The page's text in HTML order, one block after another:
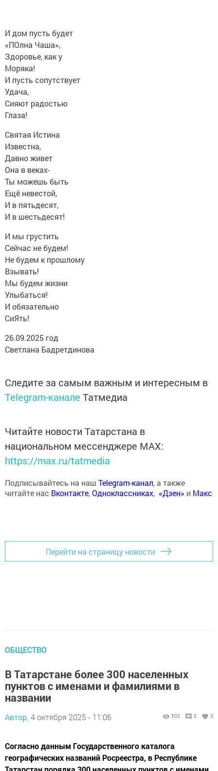
И дом пусть будет
«ПОлна Чаша»,
Здоровье, как у
Моряка!
И пусть сопутствует
Удача,
Сияют радостью
Глаза!
Святая Истина
Известна,
Давно живет
Она в веках-
Ты можешь быть
Ещё невестой,
И в пятьдесят,
И в шестьдесят!
И мы грустить
Сейчас не будем!
Не будем к прошлому
Взывать!
Мы будем жизни
Улыбаться!
И обязательно
СиЯть!
26.09.2025 год
Светлана Бадретдинова
Следите за самым важным и интересным в
Telegram-канале Татмедиа
Читайте новости Татарстана в
национальном мессенджере MАХ:
https://max.ru/tatmedia
Подписывайтесь на наш Telegram-канал, а также
читайте нас Вконтакте,Одноклассниках, «Дзен» и Макс
Перейти на страницу новости
ОБЩЕСТВО
В Татарстане более 300 населенных
пунктов с именами и фамилиями в
названии
Автор, 4 октября 2025 - 11:06 503 0 0
Согласно данным Государственного каталога
географических названий Росреестра, в Республике